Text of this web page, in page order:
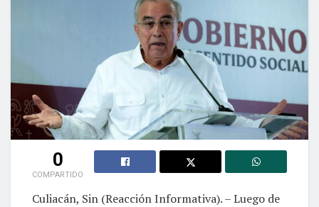
0
COMPARTIDO
Culiacán, Sin (Reacción Informativa). – Luego de